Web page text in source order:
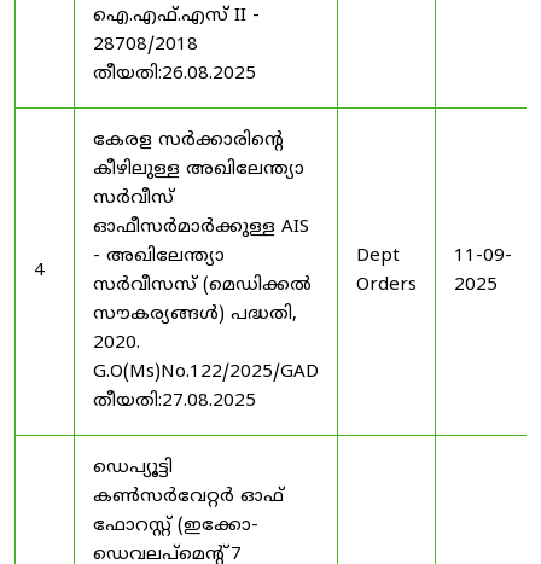
ഐ.എഫ്.എസ് II -
28708/2018
തീയതി:26.08.2025
4
കേരള സർക്കാരിന്റെ
കീഴിലുള്ള അഖിലേന്ത്യാ
സർവീസ്
ഓഫീസർമാർക്കുള്ള AIS
- അഖിലേന്ത്യാ
സർവീസസ് (മെഡിക്കൽ
സൗകര്യങ്ങൾ) പദ്ധതി,
2020.
G.O(Ms)No.122/2025/GAD
തീയതി:27.08.2025
Dept
Orders
11-09-
2025
ഡെപ്യൂട്ടി
കൺസർവേറ്റർ ഓഫ്
ഫോറസ്റ്റ് (ഇക്കോ-
ഡെവലപ്മെന്റ് 7